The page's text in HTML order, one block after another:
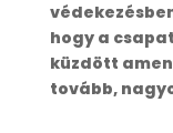
hogy a
küzdött
tovább,